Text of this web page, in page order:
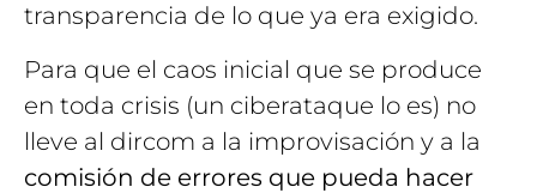
transparencia de lo que ya era exigido.
Para que el caos inicial que se produce
en toda crisis (un ciberataque lo es) no
lleve al dircom a la improvisación y a la
comisión de errores que pueda hacer